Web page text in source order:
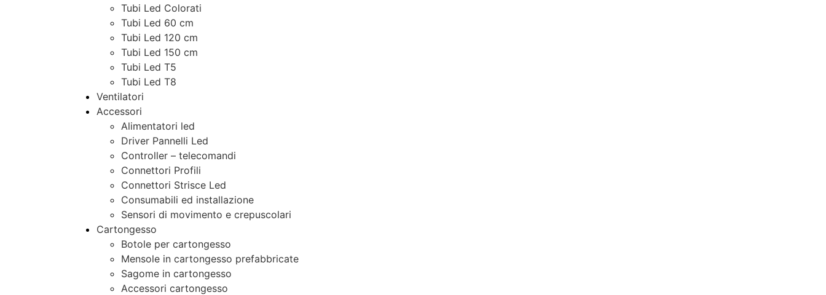
Tubi Led Colorati
Tubi Led 60 cm
Tubi Led 120 cm
Tubi Led 150 cm
Tubi Led T5
Tubi Led T8
Ventilatori
Accessori
Alimentatori led
Driver Pannelli Led
Controller – telecomandi
Connettori Profili
Connettori Strisce Led
Consumabili ed installazione
Sensori di movimento e crepuscolari
Cartongesso
Botole per cartongesso
Mensole in cartongesso prefabbricate
Sagome in cartongesso
Accessori cartongesso